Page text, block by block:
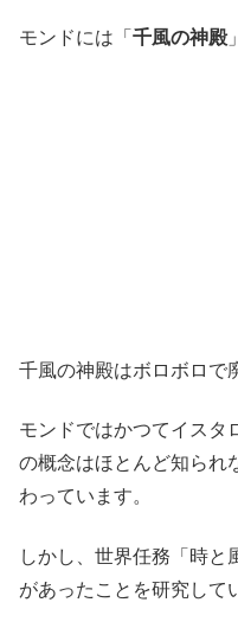
モンドには「 千風の神殿
千風の神殿はボロボロで
モンドではかつてイスタ
の概念はほとんど知られ
わっています。
しかし、世界任務「時と
があったことを研究して